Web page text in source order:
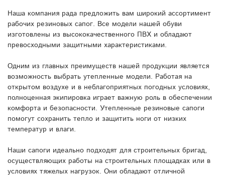
Наша компания рада предложить вам широкий ассортимент
рабочих резиновых сапог. Все модели нашей обуви
изготовлены из высококачественного ПВХ и обладают
превосходными защитными характеристиками.
Одним из главных преимуществ нашей продукции является
возможность выбрать утепленные модели. Работая на
открытом воздухе и в неблагоприятных погодных условиях,
полноценная экипировка играет важную роль в обеспечении
комфорта и безопасности. Утепленные резиновые сапоги
помогут сохранить тепло и защитить ноги от низких
температур и влаги.
Наши сапоги идеально подходят для строительных бригад,
осуществляющих работы на строительных площадках или в
условиях тяжелых нагрузок. Они обладают отличной